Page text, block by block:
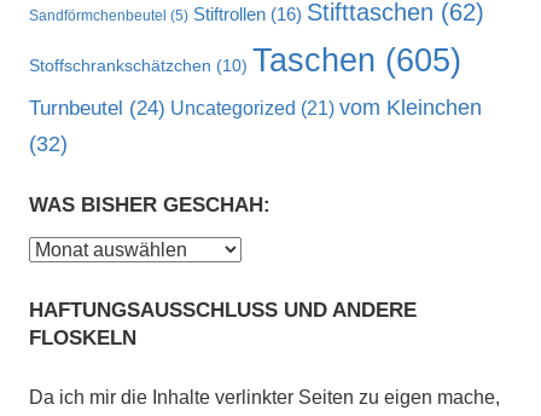
Sandförmchenbeutel (5) Stiftrollen (16) Stifttaschen (62)
Stoffschrankschätzchen (10) Taschen (605)
Turnbeutel (24) Uncategorized (21) vom Kleinchen
(32)
WAS BISHER GESCHAH:
Was
geschah:
HAFTUNGSAUSSCHLUSS UND ANDERE
FLOSKELN
Da ich mir die Inhalte verlinkter Seiten zu eigen mache,